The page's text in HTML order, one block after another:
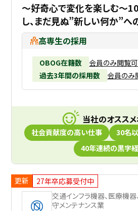
～好奇心で変化を楽しむ～
し、まだ見ぬ”新しい何か”へ
高専生の採用
OBOG在籍数
会員のみ閲覧
過去3年間の採用数
会員のみ
当社のオスス
社会貢献度の高い仕事
30名
40年連続の黒字
更新
27年卒応募受付中
交通インフラ機器、医療機
守メンテナンス業